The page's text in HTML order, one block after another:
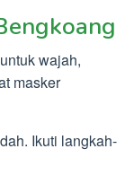
wajah,
masker
Ikuti langkah-